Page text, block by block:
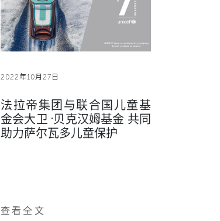
2022年10月27日
法拉帝集团与联合国儿童基
金会大卫 ·贝克汉姆基金 共同
助力萨尔瓦多儿童保护
查看全文